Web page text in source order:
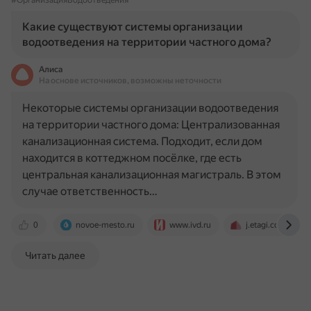
Какие существуют системы организации
водоотведения на территории частного дома?
Алиса
На основе источников, возможны неточности
0 novoe-mesto.ru www.ivd.ru j.etagi.com
Некоторые системы организации водоотведения
на территории частного дома: Централизованная
канализационная система. Подходит, если дом
находится в коттеджном посёлке, где есть
центральная канализационная магистраль. В этом
случае ответственность…
Читать далее